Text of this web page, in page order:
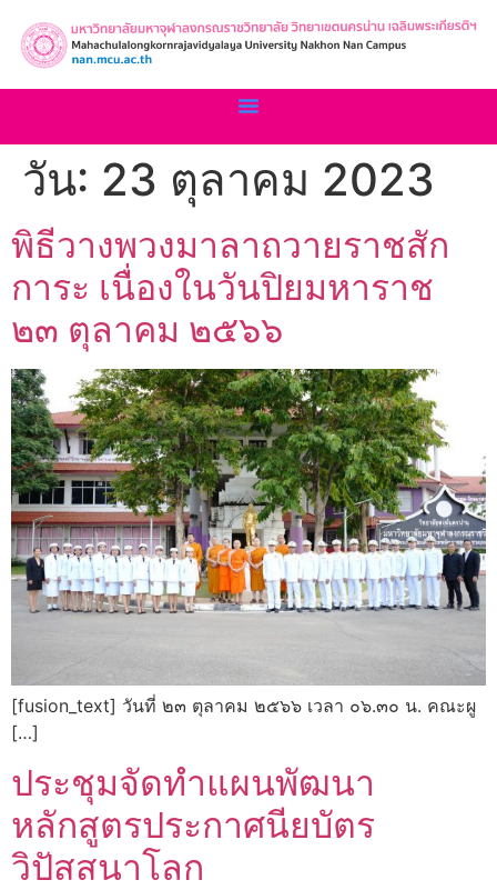
วัน: 23 ตุลาคม 2023
พิธีวางพวงมาลาถวายราชสัก
การะ เนื่องในวันปิยมหาราช
๒๓ ตุลาคม ๒๕๖๖
[fusion_text] วันที่ ๒๓ ตุลาคม ๒๕๖๖ เวลา ๐๖.๓๐ น. คณะผู
[…]
ประชุมจัดทำแผนพัฒนา
หลักสูตรประกาศนียบัตร
วิปัสสนาโลก